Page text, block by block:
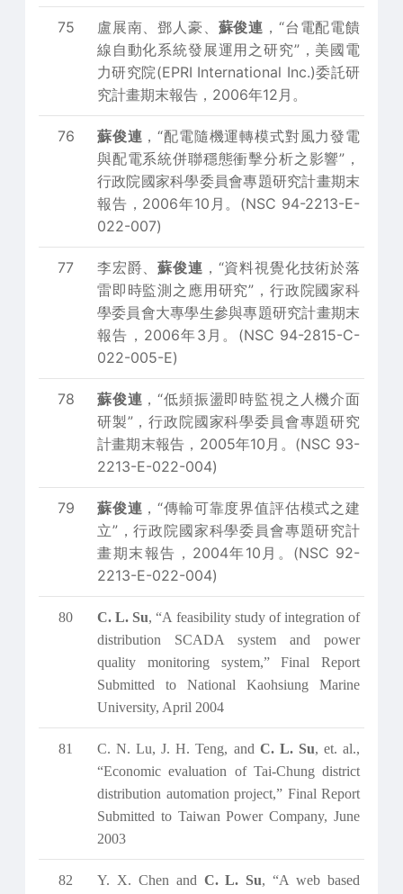
75 盧展南、鄧人豪、 蘇俊連 ，“台電配電饋
線自動化系統發展運用之研究”，美國電
力研究院(EPRI International Inc.)委託研
究計畫期末報告，2006年12月。
76 蘇俊連 ，“配電隨機運轉模式對風力發電
與配電系統併聯穩態衝擊分析之影響”，
行政院國家科學委員會專題研究計畫期末
報告，2006年10月。(NSC 94-2213-E-
022-007)
77 李宏爵、蘇俊連 ，“資料視覺化技術於落
雷即時監測之應用研究”，行政院國家科
學委員會大專學生參與專題研究計畫期末
報告，2006年3月。(NSC 94-2815-C-
022-005-E)
78 蘇俊連 ，“低頻振盪即時監視之人機介面
研製”，行政院國家科學委員會專題研究
計畫期末報告，2005年10月。(NSC 93-
2213-E-022-004)
79 蘇俊連 ，“傳輸可靠度界值評估模式之建
立”，行政院國家科學委員會專題研究計
畫期末報告，2004年10月。(NSC 92-
2213-E-022-004)
80 C. L. Su, “A feasibility study of integration of
distribution SCADA system and power
quality monitoring system,” Final Report
Submitted to National Kaohsiung Marine
University, April 2004
81 C. N. Lu, J. H. Teng, and C. L. Su, et. al.,
“Economic evaluation of Tai-Chung district
distribution automation project,” Final Report
Submitted to Taiwan Power Company, June
2003
82 Y. X. Chen and C. L. Su, “A web based